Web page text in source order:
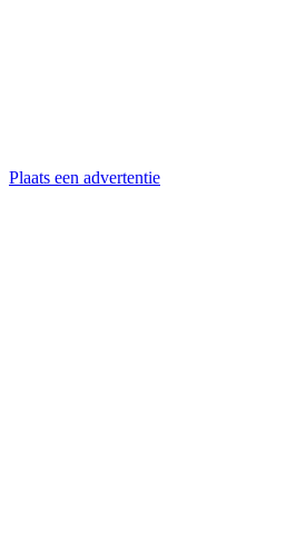
Plaats een advertentie